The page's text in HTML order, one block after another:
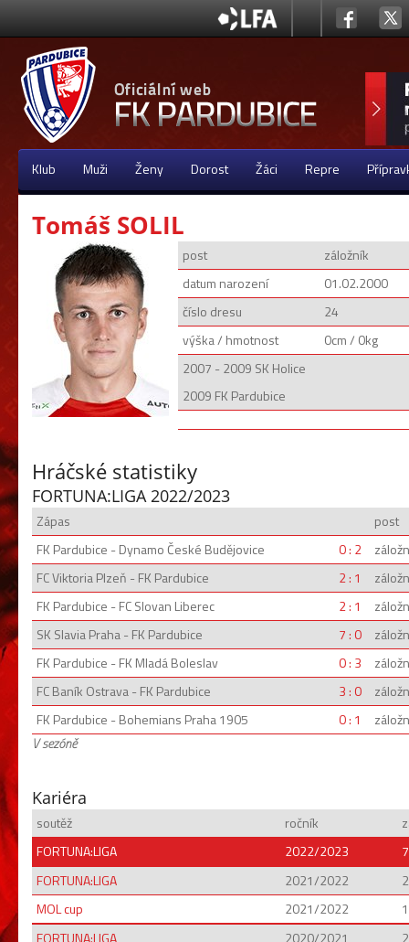
Klub Muži Ženy Dorost Žáci Repre
Tomáš SOLIL
post
záložník
datum narození
01.02.2000
číslo dresu
24
výška / hmotnost
0cm / 0kg
2007 - 2009 SK Holice
2009 FK Pardubice
Hráčské statistiky
FORTUNA:LIGA 2022/2023
Zápas
post
FK Pardubice - Dynamo České Budějovice
0 : 2
FC Viktoria Plzeň - FK Pardubice
2 : 1
FK Pardubice - FC Slovan Liberec
2 : 1
SK Slavia Praha - FK Pardubice
7 : 0
FK Pardubice - FK Mladá Boleslav
0 : 3
FC Baník Ostrava - FK Pardubice
3 : 0
FK Pardubice - Bohemians Praha 1905
0 : 1
V sezóně
Kariéra
soutěž ročník
FORTUNA:LIGA
2022/2023
7
FORTUNA:LIGA
2021/2022
MOL cup
2021/2022
1
FORTUNA:LIGA
2020/2021